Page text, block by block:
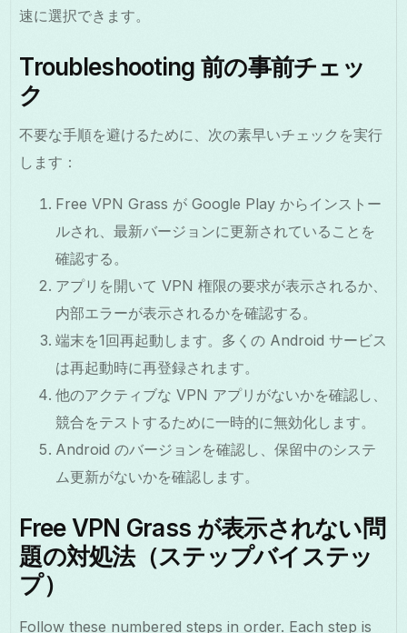
速に選択できます。
Troubleshooting 前の事前チェッ
ク
不要な手順を避けるために、次の素早いチェックを実行
します：
Free VPN Grass が Google Play からインストー
ルされ、最新バージョンに更新されていることを
確認する。
アプリを開いて VPN 権限の要求が表示されるか、
内部エラーが表示されるかを確認する。
端末を1回再起動します。多くの Android サービス
は再起動時に再登録されます。
他のアクティブな VPN アプリがないかを確認し、
競合をテストするために一時的に無効化します。
Android のバージョンを確認し、保留中のシステ
ム更新がないかを確認します。
Free VPN Grass が表示されない問
題の対処法（ステップバイステッ
プ）
Follow these numbered steps in order. Each step is